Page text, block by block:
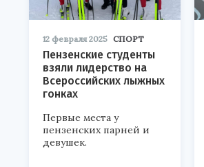
12 февраля 2025 СПОРТ
Пензенские студенты
взяли лидерство на
Всероссийских лыжных
гонках
Первые места у
пензенских парней и
девушек.